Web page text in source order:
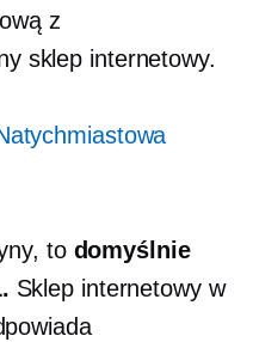
z
sklep internetowy.
to domyślnie
Sklep internetowy w